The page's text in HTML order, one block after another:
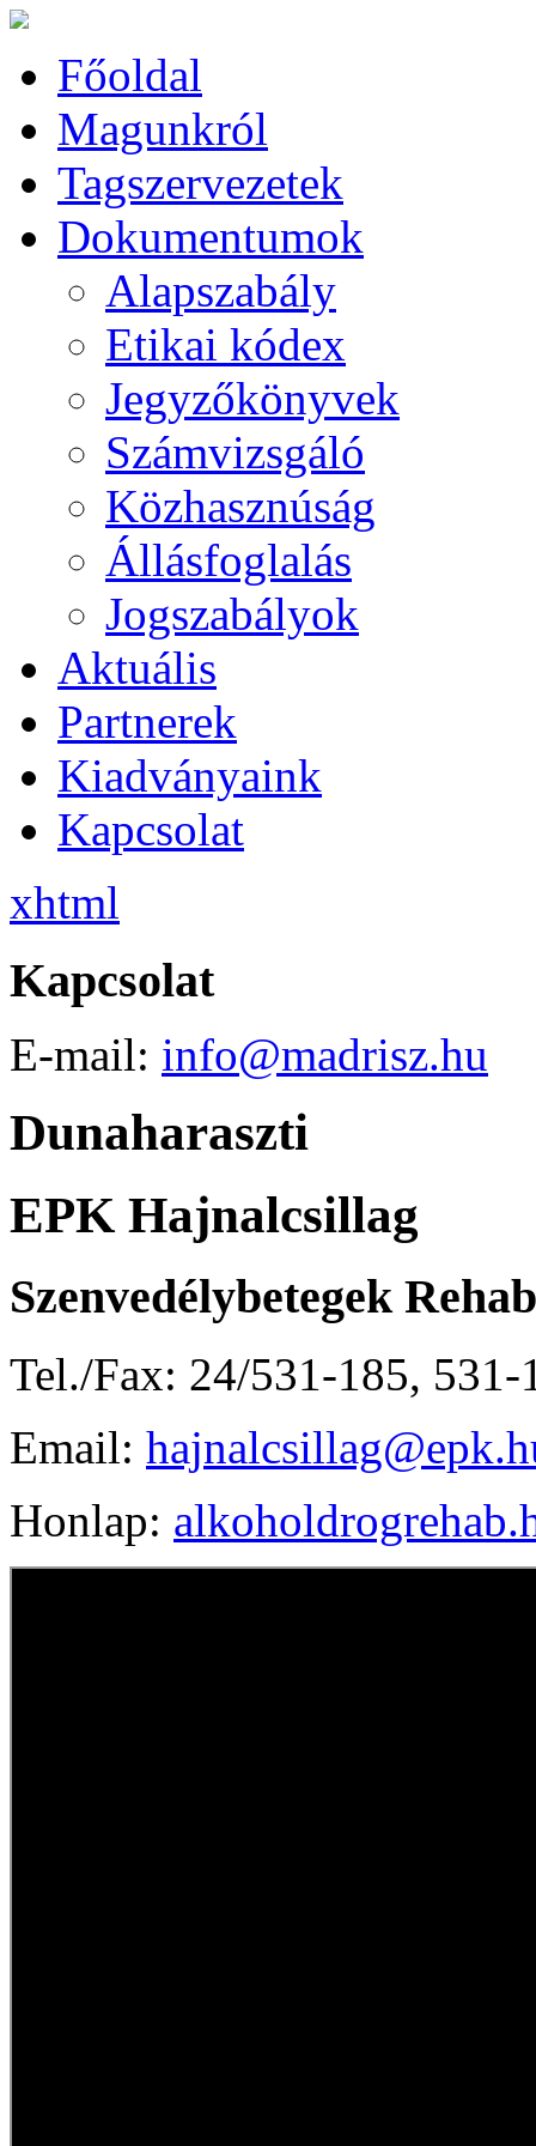
Főoldal
Magunkról
Tagszervezetek
Dokumentumok
Alapszabály
Etikai kódex
Jegyzőkönyvek
Számvizsgáló
Közhasznúság
Állásfoglalás
Jogszabályok
Aktuális
Partnerek
Kiadványaink
Kapcsolat
xhtml
Kapcsolat
E-mail: info@madrisz.hu
Dunaharaszti
EPK Hajnalcsillag
Szenvedélybetegek
Tel./Fax: 24/531-185, 531-
Email:
Honlap: